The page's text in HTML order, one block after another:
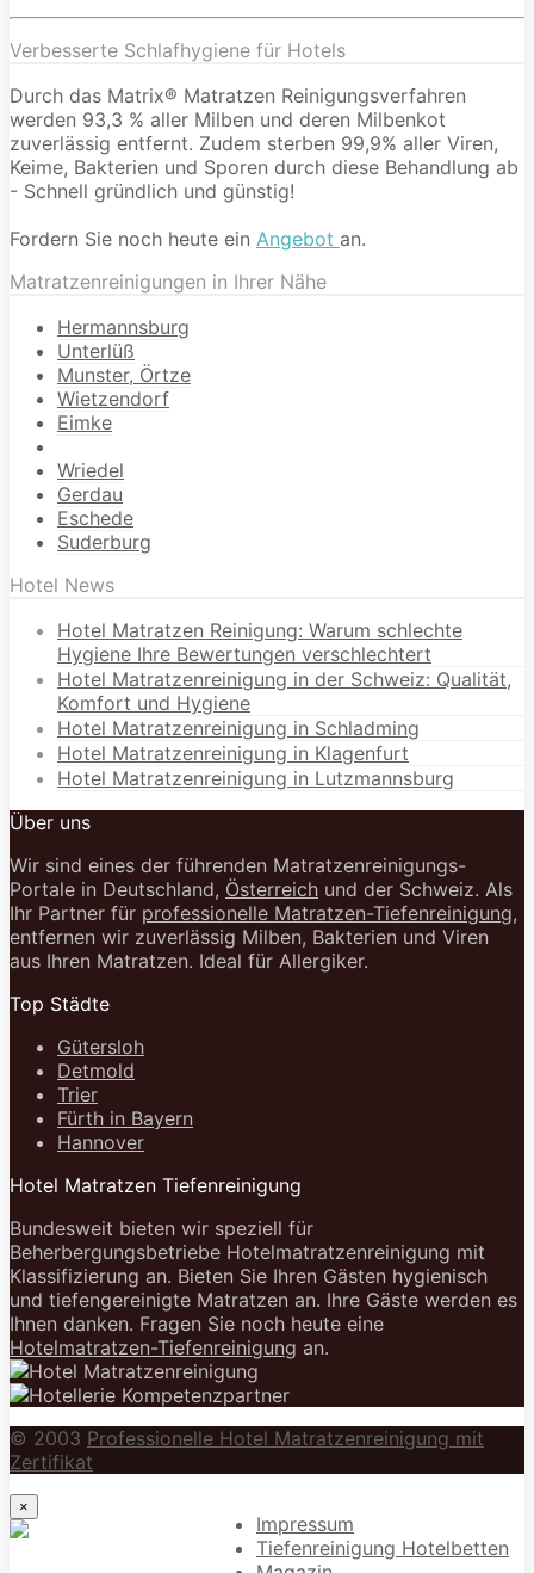
Verbesserte Schlafhygiene für Hotels
Durch das Matrix® Matratzen Reinigungsverfahren
werden 93,3 % aller Milben und deren Milbenkot
zuverlässig entfernt. Zudem sterben 99,9% aller Viren,
Keime, Bakterien und Sporen durch diese Behandlung ab
- Schnell gründlich und günstig!
Fordern Sie noch heute ein Angebot an.
Matratzenreinigungen in Ihrer Nähe
Hermannsburg
Unterlüß
Munster, Örtze
Wietzendorf
Eimke
Wriedel
Gerdau
Eschede
Suderburg
Hotel News
Hotel Matratzen Reinigung: Warum schlechte
Hygiene Ihre Bewertungen verschlechtert
Hotel Matratzenreinigung in der Schweiz: Qualität,
Komfort und Hygiene
Hotel Matratzenreinigung in Schladming
Hotel Matratzenreinigung in Klagenfurt
Hotel Matratzenreinigung in Lutzmannsburg
Über uns
Wir sind eines der führenden Matratzenreinigungs-
Portale in Deutschland, Österreich und der Schweiz. Als
Ihr Partner für professionelle Matratzen-Tiefenreinigung,
entfernen wir zuverlässig Milben, Bakterien und Viren
aus Ihren Matratzen. Ideal für Allergiker.
Top Städte
Gütersloh
Detmold
Trier
Fürth in Bayern
Hannover
Hotel Matratzen Tiefenreinigung
Bundesweit bieten wir speziell für
Beherbergungsbetriebe Hotelmatratzenreinigung mit
Klassifizierung an. Bieten Sie Ihren Gästen hygienisch
und tiefengereinigte Matratzen an. Ihre Gäste werden es
Ihnen danken. Fragen Sie noch heute eine
Hotelmatratzen-Tiefenreinigung an.
© 2003 Professionelle Hotel Matratzenreinigung mit
Zertifikat
Impressum
Tiefenreinigung Hotelbetten
×